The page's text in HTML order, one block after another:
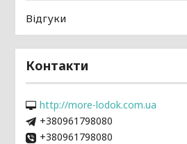
Відгуки
Контакти
http://more-lodok.com.ua
+380961798080
+380961798080